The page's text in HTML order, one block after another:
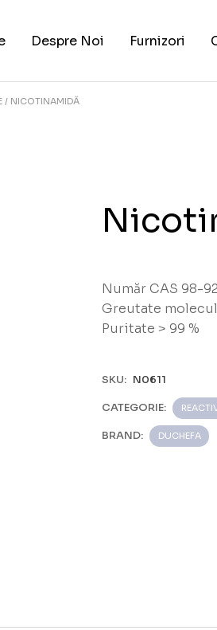
Despre Noi Furnizori
NICOTINAMIDĂ
Număr CAS 98-
Greutate
Puritate > 99 %
SKU: N0611
CATEGORIE:
BRAND: DUCHEFA